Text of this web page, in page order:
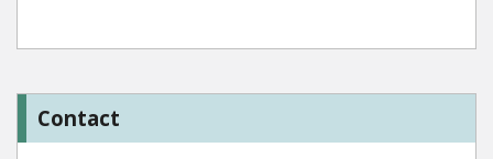
Contact